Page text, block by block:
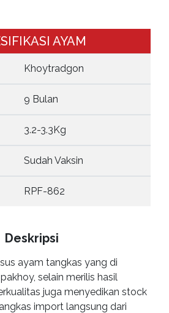
AYAM
Khoytradgon
9 Bulan
3.2-3.3Kg
Sudah Vaksin
RPF-862
Deskripsi
ayam tangkas yang di
selain merilis hasil
juga menyedikan stock
import langsung dari